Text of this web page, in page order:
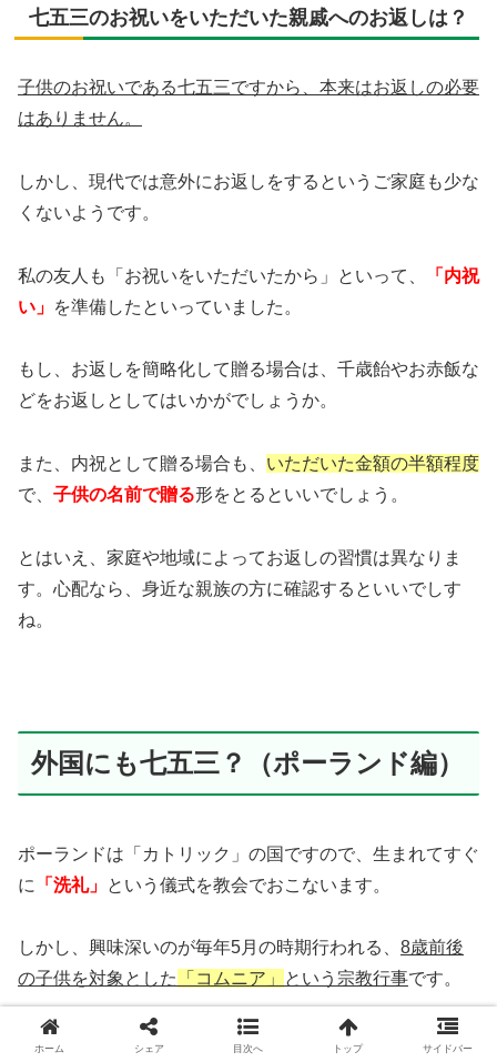
七五三のお祝いをいただいた親戚へのお返しは？
子供のお祝いである七五三ですから、本来はお返しの必要
はありません。
しかし、現代では意外にお返しをするというご家庭も少な
くないようです。
私の友人も「お祝いをいただいたから」といって、
「内祝
い」 を準備したといっていました。
もし、お返しを簡略化して贈る場合は、千歳飴やお赤飯な
どをお返しとしてはいかがでしょうか。
また、内祝として贈る場合も、 いただいた金額の半額程度
で、 子供の名前で贈る形をとるといいでしょう。
とはいえ、家庭や地域によってお返しの習慣は異なりま
す。心配なら、身近な親族の方に確認するといいでしす
ね。
外国にも七五三？（ポーランド編）
ポーランドは「カトリック」の国ですので、生まれてすぐ
に
「洗礼」 という儀式を教会でおこないます。
しかし、興味深いのが毎年5月の時期行われる、 8歳前後
の子供を対象とした
「コムニア」 という宗教行事です。
コムニアとは、カトリックという共同体に仲間入りするこ
ホーム シェア 目次へ トップ サイドバー